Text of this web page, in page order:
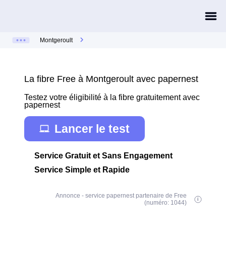
Montgeroult
La fibre Free à Montgeroult avec papernest
Testez votre éligibilité à la fibre gratuitement avec
papernest
Lancer le test
Service Gratuit et Sans Engagement
Service Simple et Rapide
Annonce - service papernest partenaire de Free
(numéro: 1044)